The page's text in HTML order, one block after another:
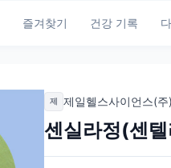
즐겨찾기 건강 기록
제 제일헬스사이언스(주)
센실라정(센